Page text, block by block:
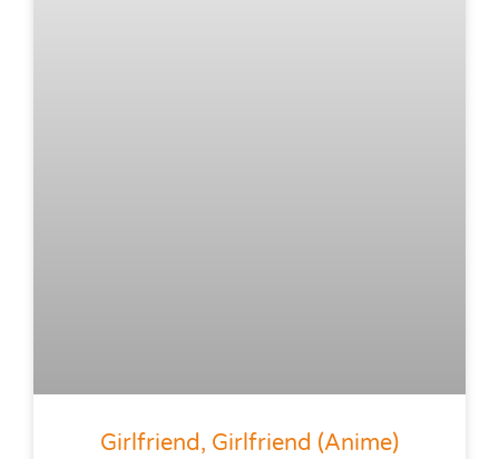
Girlfriend, Girlfriend (anime)